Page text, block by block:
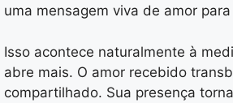
uma mensagem viva de amor
Isso acontece naturalmente à
abre mais. O amor recebido
compartilhado. Sua presença